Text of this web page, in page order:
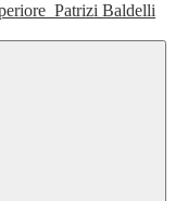
Patrizi Baldelli